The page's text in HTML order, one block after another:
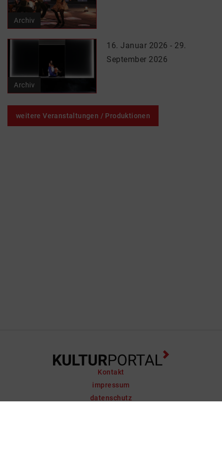
Archiv
Archiv
16. Januar 2026 - 29.
September 2026
weitere Veranstaltungen / Produktionen
Kontakt
impressum
datenschutz